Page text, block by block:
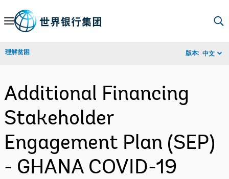
Skip
Navigation
理解贫困 版本: 中文
Additional Financing
Stakeholder
Engagement Plan (SEP)
- GHANA COVID-19